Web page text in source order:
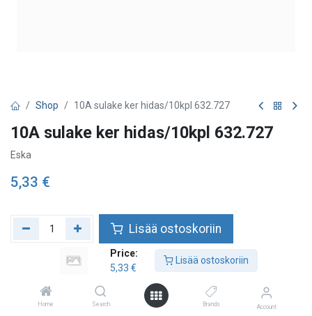
Price:
5,33 €
Lisää ostoskoriin
Home Search Brands Account
Shop 10A sulake ker hidas/10kpl 632.727
10A sulake ker hidas/10kpl 632.727
Eska
5,33 €
Lisää ostoskoriin
Lisää toivelistalle